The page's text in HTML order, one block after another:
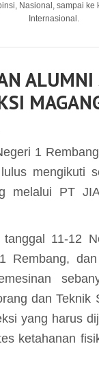
Nasional, sampai ke
Internasional.
ALUMNI
1
mengikuti
melalui PT
11-12
Rembang,
dan Teknik
yang harus
ketahanan